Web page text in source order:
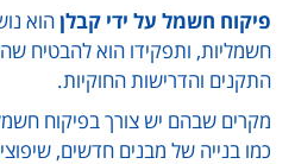
פיקוח חשמל על ידי קבלןהוא
חשמליות, ותפקידו הוא להבטיח
התקנים והדרישות החוקיות.
מקרים שבהם יש צורך בפיקוח חשמל
כמו בנייה של מבנים חדשים,